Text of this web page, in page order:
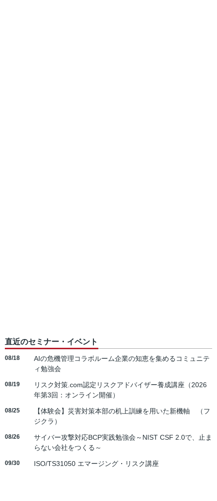
直近のセミナー・イベント
08/18
AIの危機管理コラボルーム企業の知恵を集めるコミュニテ
ィ勉強会
08/19
リスク対策.com認定リスクアドバイザー養成講座（2026
年第3回：オンライン開催）
08/25
【体験会】災害対策本部の机上訓練を用いた新機軸 （フ
ジクラ）
08/26
サイバー攻撃対応BCP実践勉強会～NIST CSF 2.0で、止ま
らない会社をつくる～
09/30 ISO/TS31050 エマージング・リスク講座